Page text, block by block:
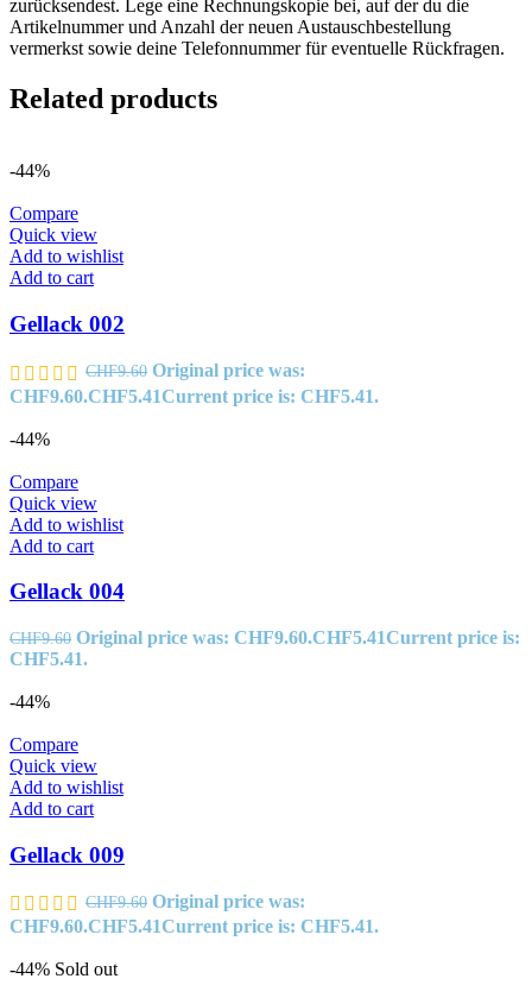
zurücksendest. Lege eine Rechnungskopie bei, auf der du die
Artikelnummer und Anzahl der neuen Austauschbestellung
vermerkst sowie deine Telefonnummer für eventuelle Rückfragen.
Related products
-44%
Compare
Quick view
Add to wishlist
Add to cart
Gellack 002
CHF9.60 Original price was:
CHF9.60.CHF5.41Current price is: CHF5.41.
-44%
Compare
Quick view
Add to wishlist
Add to cart
Gellack 004
CHF9.60 Original price was: CHF9.60.CHF5.41Current price is:
CHF5.41.
-44%
Compare
Quick view
Add to wishlist
Add to cart
Gellack 009
CHF9.60 Original price was:
CHF9.60.CHF5.41Current price is: CHF5.41.
-44% Sold out